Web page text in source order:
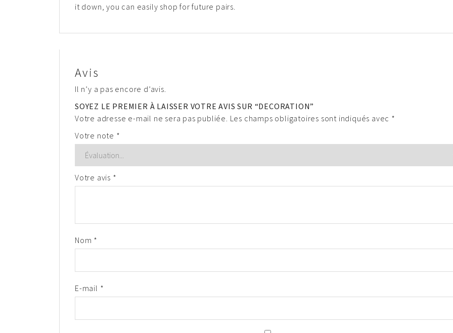
it down, you can easily shop for future pairs.
Avis
Il n’y a pas encore d’avis.
SOYEZ LE PREMIER À LAISSER VOTRE AVIS SUR “DECORATION”
Votre adresse e-mail ne sera pas publiée. Les champs obligatoires sont indiqués avec *
Votre note *
Votre avis *
Nom *
E-mail *